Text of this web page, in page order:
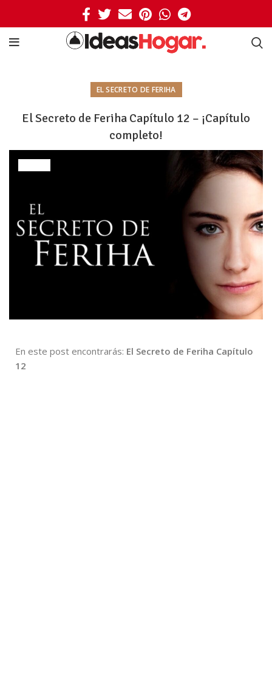
EL SECRETO DE FERIHA
El Secreto de Feriha Capítulo 12 – ¡Capítulo
completo!
En este post encontrarás: El Secreto de Feriha Capítulo
12